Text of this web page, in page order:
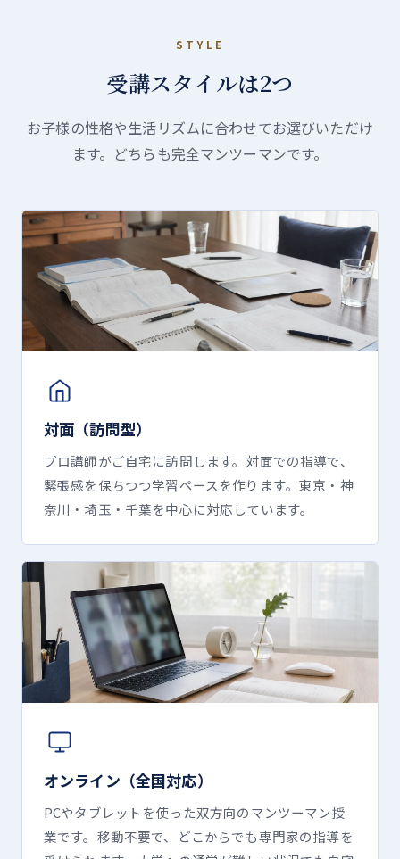
STYLE
受講スタイルは2つ
お子様の性格や生活リズムに合わせてお選びいただけ
ます。どちらも完全マンツーマンです。
対面（訪問型）
プロ講師がご自宅に訪問します。対面での指導で、
緊張感を保ちつつ学習ペースを作ります。東京・神
奈川・埼玉・千葉を中心に対応しています。
オンライン（全国対応）
PCやタブレットを使った双方向のマンツーマン授
業です。移動不要で、どこからでも専門家の指導を